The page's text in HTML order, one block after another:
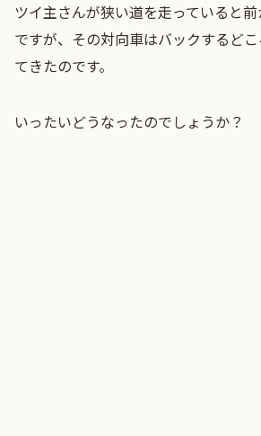
ツイ主さんが狭い道を走っていると
ですが、その対向車はバックするど
てきたのです。
いったいどうなったのでしょうか？